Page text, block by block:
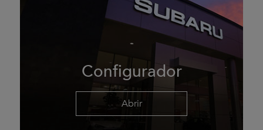
Configurador
Abrir